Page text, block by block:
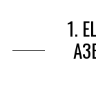
h
f
1.